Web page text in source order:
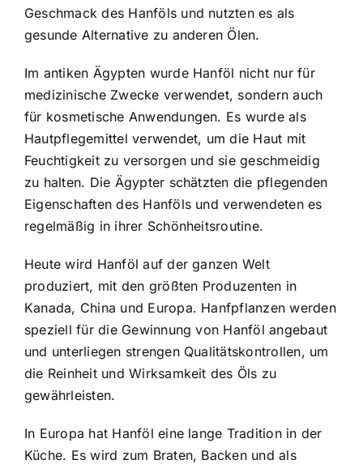
Geschmack des Hanföls und nutzten es als
gesunde Alternative zu anderen Ölen.
Im antiken Ägypten wurde Hanföl nicht nur für
medizinische Zwecke verwendet, sondern auch
für kosmetische Anwendungen. Es wurde als
Hautpflegemittel verwendet, um die Haut mit
Feuchtigkeit zu versorgen und sie geschmeidig
zu halten. Die Ägypter schätzten die pflegenden
Eigenschaften des Hanföls und verwendeten es
regelmäßig in ihrer Schönheitsroutine.
Heute wird Hanföl auf der ganzen Welt
produziert, mit den größten Produzenten in
Kanada, China und Europa. Hanfpflanzen werden
speziell für die Gewinnung von Hanföl angebaut
und unterliegen strengen Qualitätskontrollen, um
die Reinheit und Wirksamkeit des Öls zu
gewährleisten.
In Europa hat Hanföl eine lange Tradition in der
Küche. Es wird zum Braten, Backen und als